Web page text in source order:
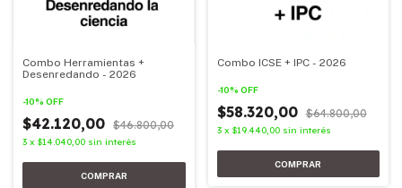
Combo Herramientas +
Desenredando - 2026
-10% OFF
$42.120,00 $46.800,00
3 x $14.040,00 sin interés
Combo ICSE + IPC - 2026
-10% OFF
$58.320,00 $64.800,00
3 x $19.440,00 sin interés